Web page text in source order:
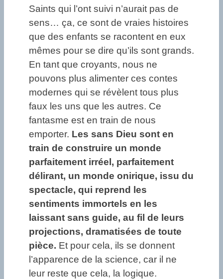
Saints qui l’ont suivi n’aurait pas de
sens… ça, ce sont de vraies histoires
que des enfants se racontent en eux
mêmes pour se dire qu’ils sont grands.
En tant que croyants, nous ne
pouvons plus alimenter ces contes
modernes qui se révèlent tous plus
faux les uns que les autres. Ce
fantasme est en train de nous
emporter. Les sans Dieu sont en
train de construire un monde
parfaitement irréel, parfaitement
délirant, un monde onirique, issu du
spectacle, qui reprend les
sentiments immortels en les
laissant sans guide, au fil de leurs
projections, dramatisées de toute
pièce. Et pour cela, ils se donnent
l’apparence de la science, car il ne
leur reste que cela, la logique.